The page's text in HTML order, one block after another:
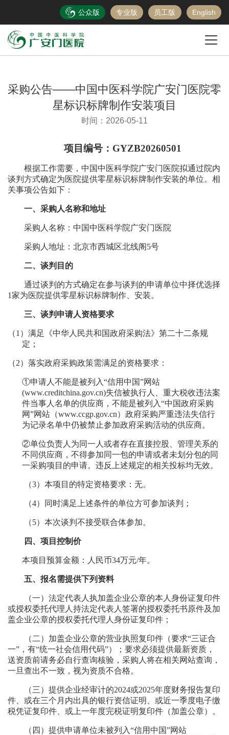
公众版 专业版 员工版 English
采购公告——中国中医科学院广安门医院零
星标识标牌制作安装项目
时间：2026-05-11
项目编号： GYZB20260501
根据工作需要，中国中医科学院广安门医院拟通过院内
谈判方式确定为医院提供零星标识标牌制作安装的单位。相
关事项公告如下：
一、采购人名称和地址
采购人名称：中国中医科学院广安门医院
采购人地址：北京市西城区北线阁5号
二、谈判目的
通过谈判的方式确定在参与谈判的申请单位中择优选择
1家为医院提供零星标识标牌制作、安装。
三、谈判申请人资格要求
（1） 满足《中华人民共和国政府采购法》第二十二条规
定；
（2） 落实政府采购政策需满足的资格要求：
①申请人不能是被列入“信用中国”网站
(www.creditchina.gov.cn)失信被执行人、重大税收违法案
件当事人名单的供应商，不能是被列入“中国政府采购
网”网站（www.ccgp.gov.cn）政府采购严重违法失信行
为记录名单中仍被禁止参加政府采购活动的供应商。
②单位负责人为同一人或者存在直接控股、管理关系的
不同供应商，不得参加同一包的申请或者未划分包的同
一采购项目的申请。违反上述规定的相关投标均无效。
（3）本项目的特定资格要求： 无。
（4）同时满足上述条件的单位方可参加谈判；
（5）本次谈判不接受联合体参加。
四、项目控制价
本项目 预算金额：人民币34万元/年。
五、报名需提供下列资料
（一）法定代表人执加盖企业公章的本人身份证复印件
或授权委托代理人持法定代表人签署的授权委托书原件及加
盖企业公章的授权委托代理人身份证复印件；
（二）加盖企业公章的营业执照复印件（要求“三证合
一”，有“统一社会信用代码”）；要求必须提供最新资质，
送资质前请务必自行查询核验，采购人将在相关网站查询，
一旦查出不一致，视为资质不合格。
（三）提供企业经审计的2024或2025年度财务报告复印
件
或在三个月内出具的银行资信证明
或近一季度电子缴
税凭证复印件
或上一年度完税证明复印件（加盖公章）。
（四）提供申请单位未被列入“信用中国”网站